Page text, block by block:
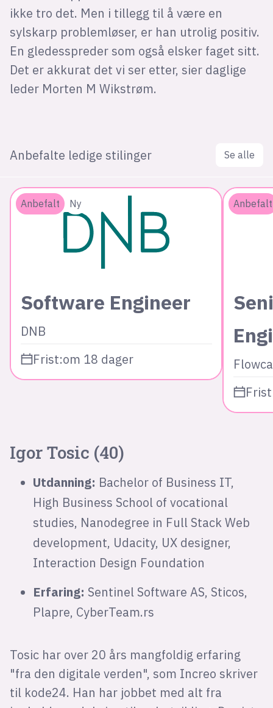
ikke tro det. Men i tillegg til å være en
sylskarp problemløser, er han utrolig positiv.
En gledesspreder som også elsker faget sitt.
Det er akkurat det vi ser etter, sier daglige
leder Morten M Wikstrøm.
Anbefalte ledige stilinger Se alle
Anbefalt Ny
Software Engineer
DNB
Frist:om 18 dager
Anbefalt
Igor Tosic (40)
Utdanning: Bachelor of Business IT,
High Business School of vocational
studies, Nanodegree in Full Stack Web
development, Udacity, UX designer,
Interaction Design Foundation
Erfaring: Sentinel Software AS, Sticos,
Plapre, CyberTeam.rs
Tosic har over 20 års mangfoldig erfaring
"fra den digitale verden", som Increo skriver
til kode24. Han har jobbet med alt fra